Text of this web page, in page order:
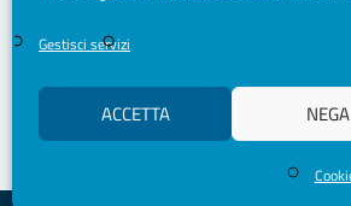
Gestisci servizi
ACCETTA NEGA